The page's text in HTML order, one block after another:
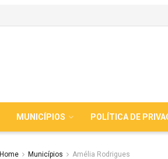
MUNICÍPIOS POLÍTICA DE
Home Municípios Amélia Rodrigues